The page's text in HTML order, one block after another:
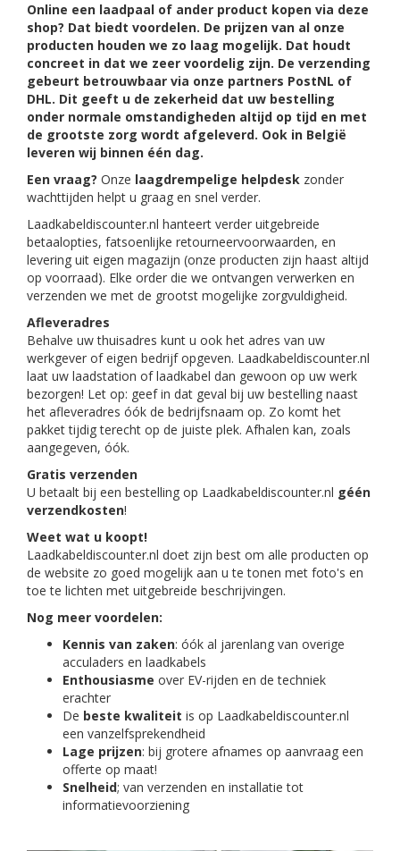
Online een laadpaal of ander product kopen via deze
shop? Dat biedt voordelen. De prijzen van al onze
producten houden we zo laag mogelijk. Dat houdt
concreet in dat we zeer voordelig zijn. De verzending
gebeurt betrouwbaar via onze partners PostNL of
DHL. Dit geeft u de zekerheid dat uw bestelling
onder normale omstandigheden altijd op tijd en met
de grootste zorg wordt afgeleverd. Ook in België
leveren wij binnen één dag.
Een vraag? Onze laagdrempelige helpdesk zonder
wachttijden helpt u graag en snel verder.
Laadkabeldiscounter.nl hanteert verder uitgebreide
betaalopties, fatsoenlijke retourneervoorwaarden, en
levering uit eigen magazijn (onze producten zijn haast altijd
op voorraad). Elke order die we ontvangen verwerken en
verzenden we met de grootst mogelijke zorgvuldigheid.
Afleveradres
Behalve uw thuisadres kunt u ook het adres van uw
werkgever of eigen bedrijf opgeven. Laadkabeldiscounter.nl
laat uw laadstation of laadkabel dan gewoon op uw werk
bezorgen! Let op: geef in dat geval bij uw bestelling naast
het afleveradres óók de bedrijfsnaam op. Zo komt het
pakket tijdig terecht op de juiste plek. Afhalen kan, zoals
aangegeven, óók.
Gratis verzenden
U betaalt bij een bestelling op Laadkabeldiscounter.nl géén
verzendkosten!
Weet wat u koopt!
Laadkabeldiscounter.nl doet zijn best om alle producten op
de website zo goed mogelijk aan u te tonen met foto's en
toe te lichten met uitgebreide beschrijvingen.
Nog meer voordelen:
Kennis van zaken: óók al jarenlang van overige
acculaders en laadkabels
Enthousiasme over EV-rijden en de techniek
erachter
De beste kwaliteit is op Laadkabeldiscounter.nl
een vanzelfsprekendheid
Lage prijzen: bij grotere afnames op aanvraag een
offerte op maat!
Snelheid; van verzenden en installatie tot
informatievoorziening